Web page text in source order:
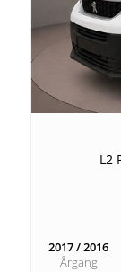
L2
2017 / 2016
Årgang